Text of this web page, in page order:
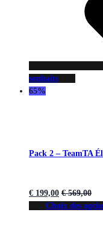
souhaits
65%
Pack 2 – TeamTA
€ 199,00 €569,00
Choix des